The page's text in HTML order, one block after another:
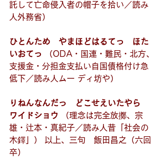
託して亡命侵入者の帽子を拾い／読み
人外務省）
ひとんため　やまほどはるてっ　ほた
いおてっ
（ODA・国連・難民・北方、
支援金・分担金支払い自国債格付け急
低下／読み人ムー ディ坊や）
りねんなんだっ　どこせえいたやら
ワイドショウ （理念は完全放擲、宗
雄・辻本・真紀子／読み人昔「社会の
木鐸」） 以上、三句　飯田昌之（六回
卒）